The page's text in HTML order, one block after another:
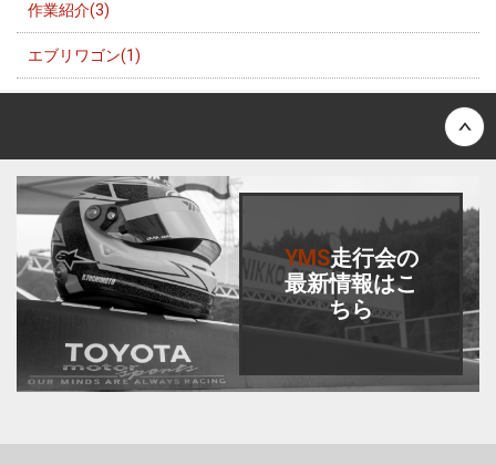
作業紹介(3)
エブリワゴン(1)
YMS走行会の
最新情報はこ
ちら